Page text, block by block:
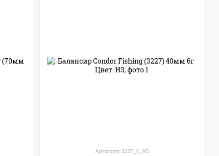
Артикул: 3227_6_H3